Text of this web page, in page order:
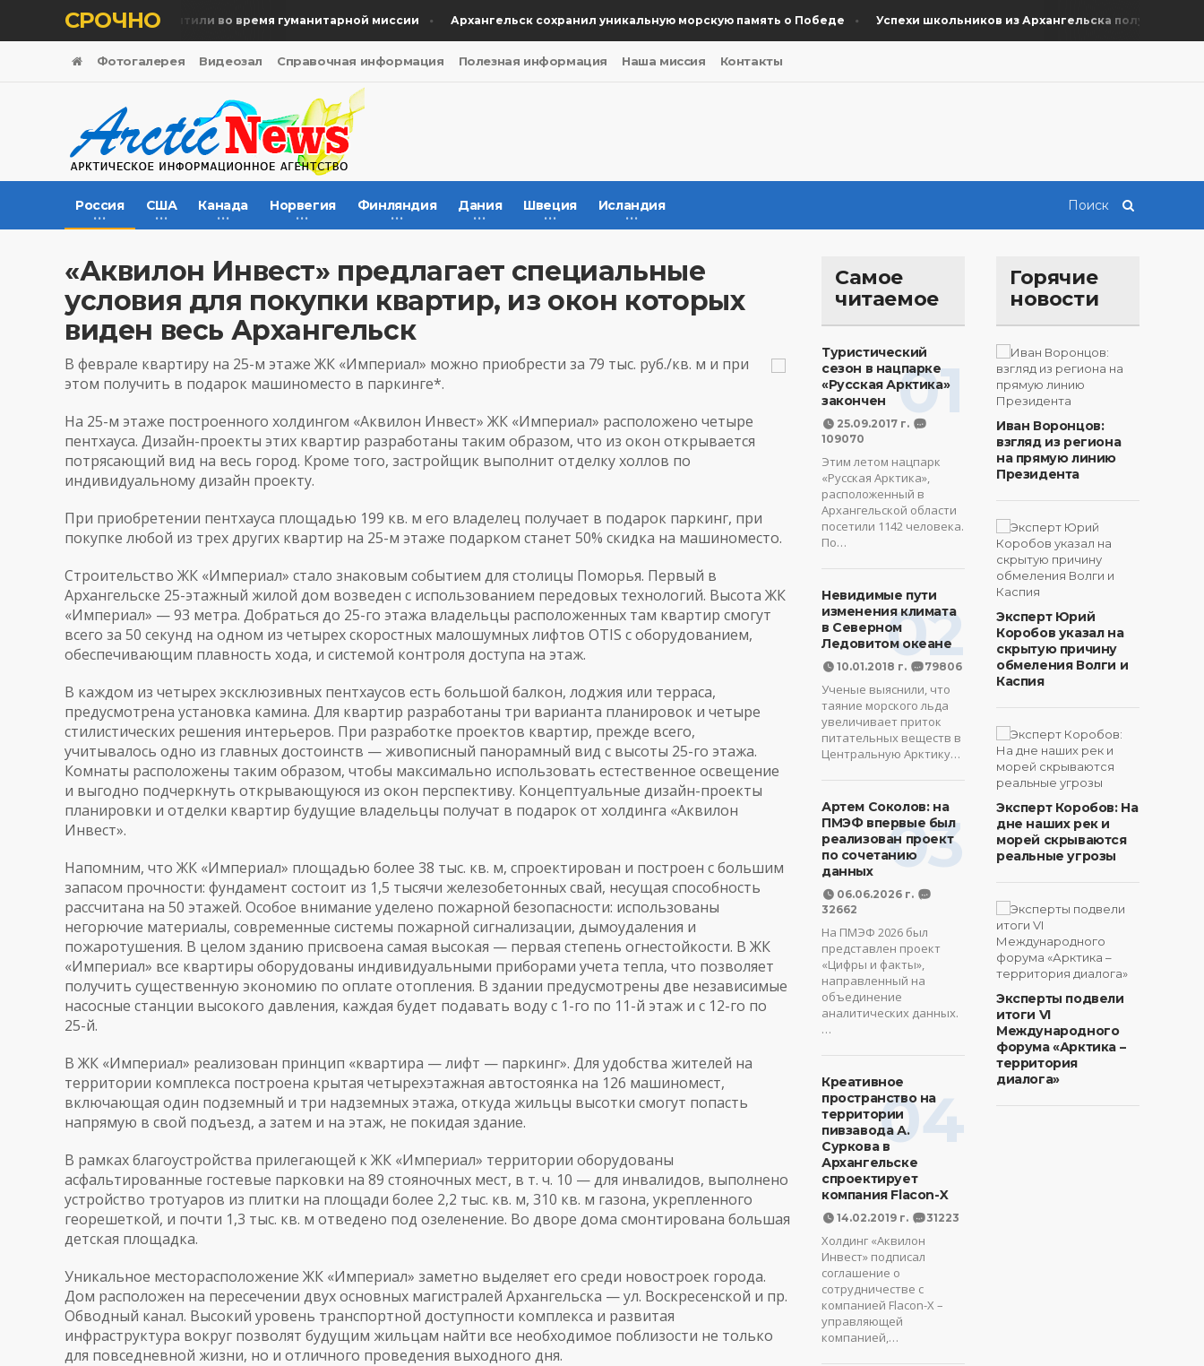
СРОЧНО
Память жертв почтили во время гуманитарной миссии Архангельск сохранил уникальную морскую память о Победе Успехи школьников из Архангельска получили
Фотогалерея Видеозал Справочная информация Полезная информация Наша миссия Контакты
Россия США Канада Норвегия Финляндия Дания Швеция Исландия
«Аквилон Инвест» предлагает специальные
условия для покупки квартир, из окон которых
виден весь Архангельск
В феврале квартиру на 25-м этаже ЖК «Империал» можно приобрести за 79 тыс. руб./кв. м и при
этом получить в подарок машиноместо в паркинге*.
На 25-м этаже построенного холдингом «Аквилон Инвест» ЖК «Империал» расположено четыре
пентхауса. Дизайн-проекты этих квартир разработаны таким образом, что из окон открывается
потрясающий вид на весь город. Кроме того, застройщик выполнит отделку холлов по
индивидуальному дизайн проекту.
При приобретении пентхауса площадью 199 кв. м его владелец получает в подарок паркинг, при
покупке любой из трех других квартир на 25-м этаже подарком станет 50% скидка на машиноместо.
Строительство ЖК «Империал» стало знаковым событием для столицы Поморья. Первый в
Архангельске 25-этажный жилой дом возведен с использованием передовых технологий. Высота ЖК
«Империал» — 93 метра. Добраться до 25-го этажа владельцы расположенных там квартир смогут
всего за 50 секунд на одном из четырех скоростных малошумных лифтов OTIS с оборудованием,
обеспечивающим плавность хода, и системой контроля доступа на этаж.
В каждом из четырех эксклюзивных пентхаусов есть большой балкон, лоджия или терраса,
предусмотрена установка камина. Для квартир разработаны три варианта планировок и четыре
стилистических решения интерьеров. При разработке проектов квартир, прежде всего,
учитывалось одно из главных достоинств — живописный панорамный вид с высоты 25-го этажа.
Комнаты расположены таким образом, чтобы максимально использовать естественное освещение
и выгодно подчеркнуть открывающуюся из окон перспективу. Концептуальные дизайн-проекты
планировки и отделки квартир будущие владельцы получат в подарок от холдинга «Аквилон
Инвест».
Напомним, что ЖК «Империал» площадью более 38 тыс. кв. м, спроектирован и построен с большим
запасом прочности: фундамент состоит из 1,5 тысячи железобетонных свай, несущая способность
рассчитана на 50 этажей. Особое внимание уделено пожарной безопасности: использованы
негорючие материалы, современные системы пожарной сигнализации, дымоудаления и
пожаротушения. В целом зданию присвоена самая высокая — первая степень огнестойкости. В ЖК
«Империал» все квартиры оборудованы индивидуальными приборами учета тепла, что позволяет
получить существенную экономию по оплате отопления. В здании предусмотрены две независимые
насосные станции высокого давления, каждая будет подавать воду с 1-го по 11-й этаж и с 12-го по
25-й.
В ЖК «Империал» реализован принцип «квартира — лифт — паркинг». Для удобства жителей на
территории комплекса построена крытая четырехэтажная автостоянка на 126 машиномест,
включающая один подземный и три надземных этажа, откуда жильцы высотки смогут попасть
напрямую в свой подъезд, а затем и на этаж, не покидая здание.
В рамках благоустройства прилегающей к ЖК «Империал» территории оборудованы
асфальтированные гостевые парковки на 89 стояночных мест, в т. ч. 10 — для инвалидов, выполнено
устройство тротуаров из плитки на площади более 2,2 тыс. кв. м, 310 кв. м газона, укрепленного
георешеткой, и почти 1,3 тыс. кв. м отведено под озеленение. Во дворе дома смонтирована большая
детская площадка.
Уникальное месторасположение ЖК «Империал» заметно выделяет его среди новостроек города.
Дом расположен на пересечении двух основных магистралей Архангельска — ул. Воскресенской и пр.
Обводный канал. Высокий уровень транспортной доступности комплекса и развитая
инфраструктура вокруг позволят будущим жильцам найти все необходимое поблизости не только
для повседневной жизни, но и отличного проведения выходного дня.
Самое
читаемое
01
Туристический
сезон в нацпарке
«Русская Арктика»
закончен
25.09.2017 г.
109070
Этим летом нацпарк
«Русская Арктика»,
расположенный в
Архангельской области
посетили 1142 человека.
По…
02
Невидимые пути
изменения климата
в Северном
Ледовитом океане
10.01.2018 г. 79806
Ученые выяснили, что
таяние морского льда
увеличивает приток
питательных веществ в
Центральную Арктику…
03
Артем Соколов: на
ПМЭФ впервые был
реализован проект
по сочетанию
данных
06.06.2026 г.
32662
На ПМЭФ 2026 был
представлен проект
«Цифры и факты»,
направленный на
объединение
аналитических данных.
…
04
Креативное
пространство на
территории
пивзавода А.
Суркова в
Архангельске
спроектирует
компания Flacon-X
14.02.2019 г. 31223
Холдинг «Аквилон
Инвест» подписал
соглашение о
сотрудничестве с
компанией Flacon-X –
управляющей
компанией,…
Горячие
новости
Иван Воронцов:
взгляд из региона
на прямую линию
Президента
Эксперт Юрий
Коробов указал на
скрытую причину
обмеления Волги и
Каспия
Эксперт Коробов: На
дне наших рек и
морей скрываются
реальные угрозы
Эксперты подвели
итоги VI
Международного
форума «Арктика –
территория
диалога»